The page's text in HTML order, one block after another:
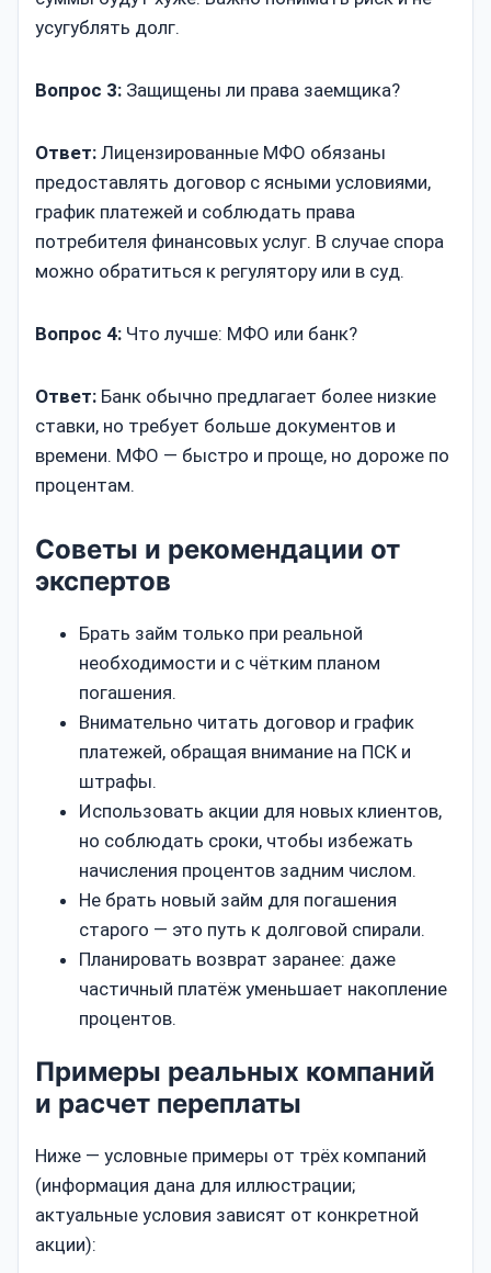
усугублять долг.
Вопрос 3: Защищены ли права заемщика?
Ответ: Лицензированные МФО обязаны
предоставлять договор с ясными условиями,
график платежей и соблюдать права
потребителя финансовых услуг. В случае спора
можно обратиться к регулятору или в суд.
Вопрос 4: Что лучше: МФО или банк?
Ответ: Банк обычно предлагает более низкие
ставки, но требует больше документов и
времени. МФО — быстро и проще, но дороже по
процентам.
Советы и рекомендации от
экспертов
Брать займ только при реальной
необходимости и с чётким планом
погашения.
Внимательно читать договор и график
платежей, обращая внимание на ПСК и
штрафы.
Использовать акции для новых клиентов,
но соблюдать сроки, чтобы избежать
начисления процентов задним числом.
Не брать новый займ для погашения
старого — это путь к долговой спирали.
Планировать возврат заранее: даже
частичный платёж уменьшает накопление
процентов.
Примеры реальных компаний
и расчет переплаты
Ниже — условные примеры от трёх компаний
(информация дана для иллюстрации;
актуальные условия зависят от конкретной
акции):